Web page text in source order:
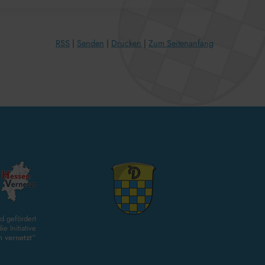
RSS Senden Drucken Zum Seitenanfang
gefördert
Initiative
vernetzt“